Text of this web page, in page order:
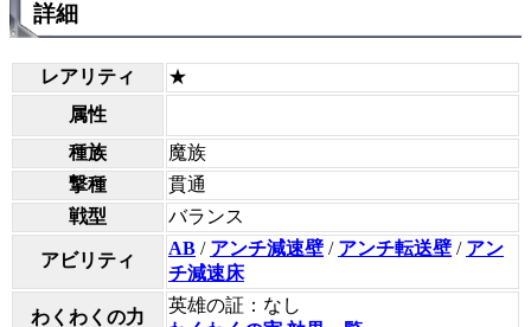
詳細
レアリティ
★
属性
種族
魔族
撃種
貫通
戦型
バランス
アビリティ
AB / アンチ減速壁 / アンチ転送壁 / アン
チ減速床
わくわくの力
英雄の証：なし